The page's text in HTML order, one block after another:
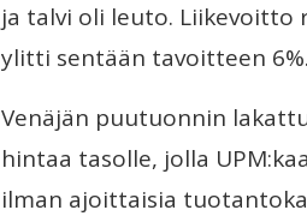
ja talvi oli leuto. Liikevoitto
ylitti sentään tavoitteen 6%.
Venäjän puutuonnin
hintaa tasolle, jolla
ilman ajoittaisia